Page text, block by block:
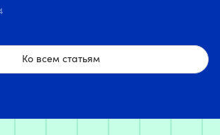
Ко всем статьям